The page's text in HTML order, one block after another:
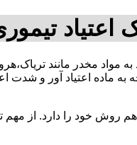
اعتیاد
به مواد مخدر مانند
ماده اعتیاد آور و
روش خود را دارد. از مهم